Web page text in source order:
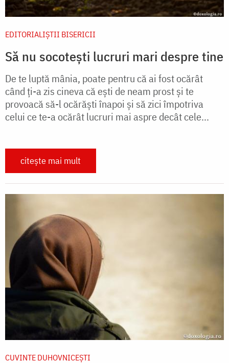
EDITORIALIȘTII BISERICII
Să nu socotești lucruri mari despre tine
De te luptă mânia, poate pentru că ai fost ocărât
când ți-a zis cineva că ești de neam prost și te
provoacă să-l ocărăști înapoi și să zici împotriva
celui ce te-a ocărât lucruri mai aspre decât cele...
citește mai mult
CUVINTE DUHOVNICEȘTI